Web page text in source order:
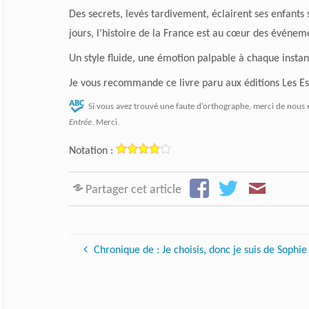
Des secrets, levés tardivement, éclairent ses
jours, l’histoire de la France est au cœur des
Un style fluide, une émotion palpable à chaque
Je vous recommande ce livre paru aux éditions Les
Si vous avez trouvé une faute d’orthographe, merci de
Entrée. Merci.
Notation :
Partager cet article
Chronique de : Je choisis, donc je suis de